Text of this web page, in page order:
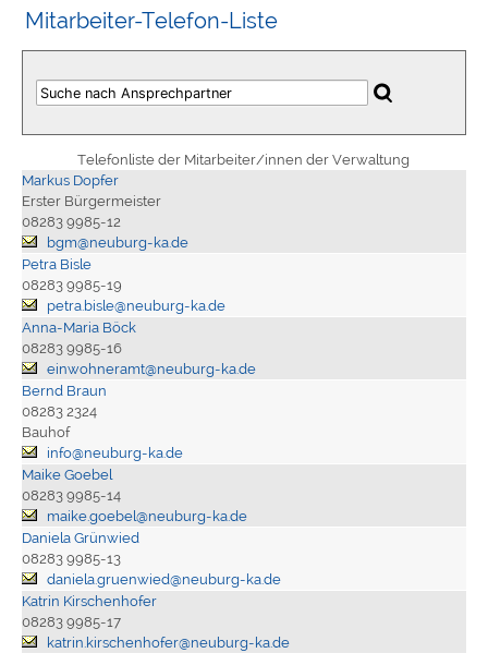
Mitarbeiter-Telefon-Liste
Telefonliste der Mitarbeiter/innen der Verwaltung
Markus Dopfer
Erster Bürgermeister
08283 9985-12
bgm@neuburg-ka.de
Petra Bisle
08283 9985-19
petra.bisle@neuburg-ka.de
Anna-Maria Böck
08283 9985-16
einwohneramt@neuburg-ka.de
Bernd Braun
08283 2324
Bauhof
info@neuburg-ka.de
Maike Goebel
08283 9985-14
maike.goebel@neuburg-ka.de
Daniela Grünwied
08283 9985-13
daniela.gruenwied@neuburg-ka.de
Katrin Kirschenhofer
08283 9985-17
katrin.kirschenhofer@neuburg-ka.de